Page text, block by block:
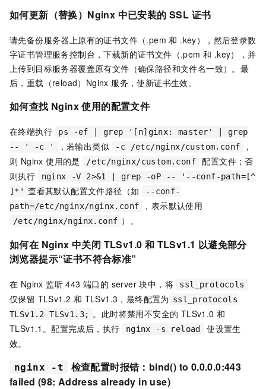
如何更新（替换）Nginx 中已安装的 SSL 证书
请先备份服务器上原有的证书文件（.pem 和 .key），然后登录数
字证书管理服务控制台，下载新的证书文件（.pem 和 .key），并
上传到目标服务器覆盖原有文件（确保路径和文件名一致）。最
后，重载（reload）Nginx 服务，使新证书生效。
如何查找 Nginx 使用的配置文件
在终端执行
ps -ef | grep '[n]ginx: master' | grep
-- ' -c '
，若输出类似 -c /etc/nginx/custom.conf
，
则 Nginx 使用的是
/etc/nginx/custom.conf
配置文件；否
则执行
nginx -V 2>&1 | grep -oP -- '--conf-path=[^
]*' 查看其默认配置文件路径（如
--conf-
path=/etc/nginx/nginx.conf
，表示默认使用
/etc/nginx/nginx.conf ）。
如何在 Nginx 中关闭 TLSv1.0 和 TLSv1.1 以避免部分
浏览器提示“证书不符合标准”
在 Nginx 监听 443 端口的 server 块中，将 ssl_protocols
仅保留 TLSv1.2 和 TLSv1.3，最终配置为 ssl_protocols
TLSv1.2 TLSv1.3;
。此时将禁用不安全的 TLSv1.0 和
TLSv1.1。配置完成后，执行
nginx -s reload
使设置生
效。
nginx -t
检查配置时报错：bind() to 0.0.0.0:443
failed (98: Address already in use)